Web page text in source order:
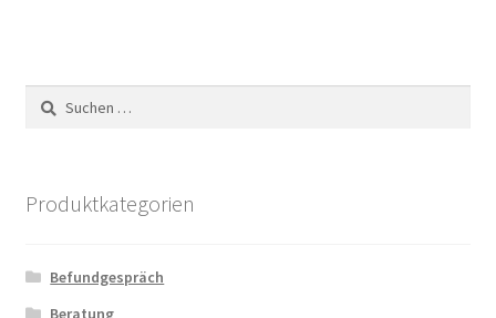
Suchen
nach:
Produktkategorien
Befundgespräch
Beratung